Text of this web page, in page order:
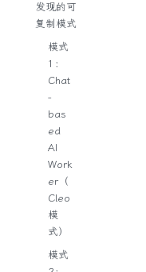
发现的可
复制模式
模式
1：
Chat
-
bas
ed
AI
Work
er（
Cleo
模
式）
模式